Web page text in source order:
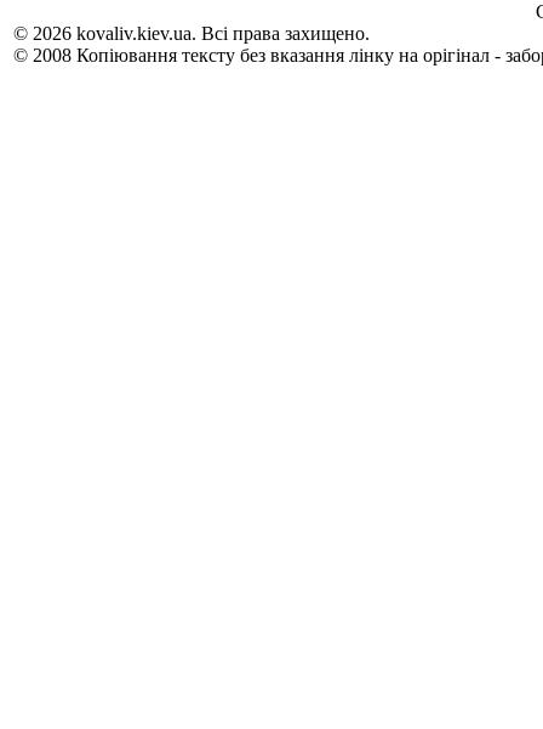
© 2026 kovaliv.kiev.ua. Всі права захищено.
© 2008 Копіювання тексту без вказання лінку на орігінал -